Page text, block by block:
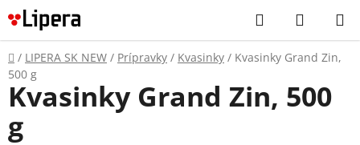
Prejsť
na
obsah
Hľadať
KOŠÍK
Domov
/ LIPERA SK NEW / Prípravky / Kvasinky / Kvasinky Grand Zin,
500 g
Kvasinky Grand Zin, 500
g